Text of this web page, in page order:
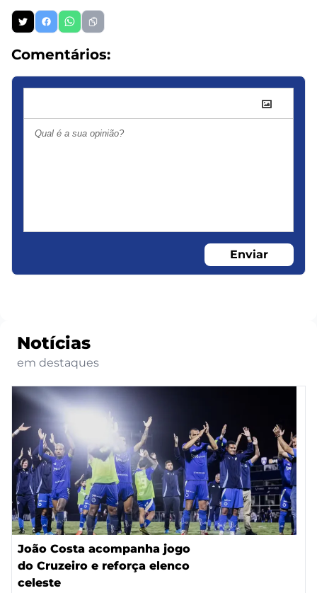
Comentários:
Enviar
Notícias
em destaques
João Costa acompanha jogo
do Cruzeiro e reforça elenco
celeste